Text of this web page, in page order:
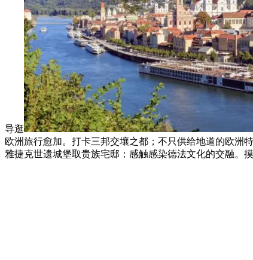
导逛
欧洲旅行愈加。打卡三邦交壤之都；不只供给地道的欧洲
雅捷克世遗城堡取贵族宅邸；感触感染德法文化的交融。